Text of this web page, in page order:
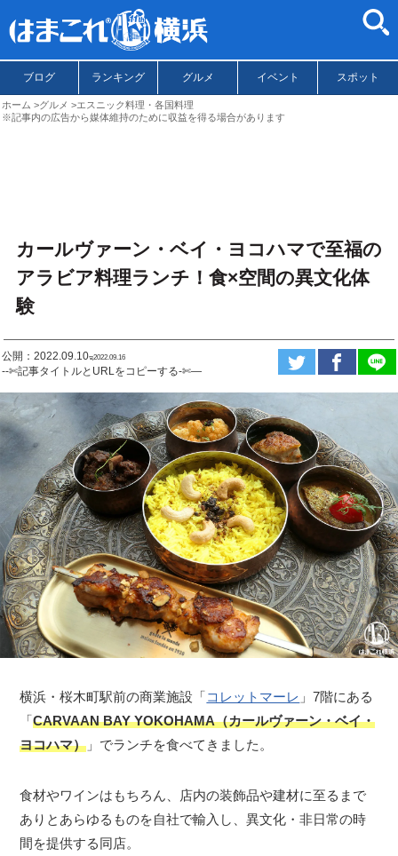
ブログ ランキング グルメ イベント スポット
ホーム グルメ
エスニック料理・各国料理
※記事内の広告から媒体維持のために収益を得る場合があります
カールヴァーン・ベイ・ヨコハマで至福の
アラビア料理ランチ！食×空間の異文化体
験
公開：2022.09.10ಇ2022.09.16
--✄記事タイトルとURLをコピーする-✄—
横浜・桜木町駅前の商業施設「コレットマーレ 」7階にある
「CARVAAN BAY YOKOHAMA（カールヴァーン・ベイ・
ヨコハマ） 」でランチを食べてきました。
食材やワインはもちろん、店内の装飾品や建材に至るまで
ありとあらゆるものを自社で輸入し、異文化・非日常の時
間を提供する同店。